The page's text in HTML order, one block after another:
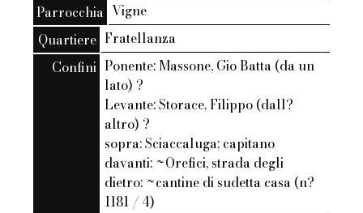
Parrocchia Vigne
Quartiere Fratellanza
Confini Ponente: Massone, Gio Batta (da un
lato) ?
Levante: Storace, Filippo (dall?
altro) ?
sopra: Sciaccaluga; capitano
davanti: ~Orefici, strada degli
dietro: ~cantine di sudetta casa (n?
1181 / 4)